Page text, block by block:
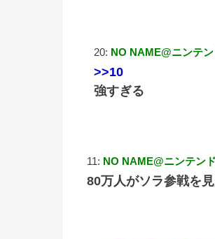
20: NO NAME@ニンテ
>>10
強すぎる
11: NO NAME@ニンテン
80万人がソラ参戦を